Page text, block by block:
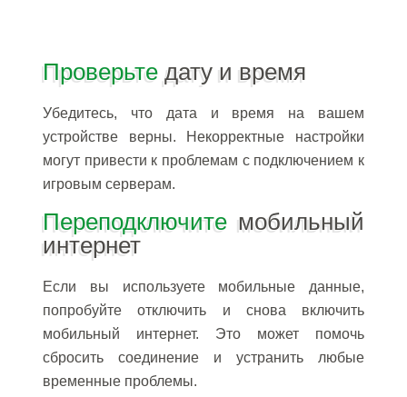
Проверьтедату и время
Убедитесь, что дата и время на вашем
устройстве верны. Некорректные настройки
могут привести к проблемам с подключением к
игровым серверам.
Переподключитемобильный
интернет
Если вы используете мобильные данные,
попробуйте отключить и снова включить
мобильный интернет. Это может помочь
сбросить соединение и устранить любые
временные проблемы.